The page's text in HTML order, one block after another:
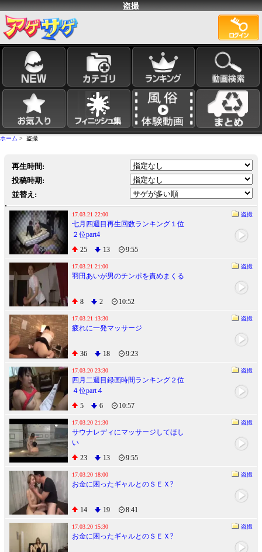
盗撮
ホーム > 盗撮
再生時間:
投稿時期:
並替え:
17.03.21 22:00 盗撮
七月四週目再生回数ランキング１位
２位part4
25
13 9:55
17.03.21 21:00 盗撮
羽田あいが男のチンポを責めまくる
8 2 10:52
17.03.21 13:30 盗撮
疲れに一発マッサージ
36 18 9:23
17.03.20 23:30 盗撮
四月二週目録画時間ランキング２位
４位part４
5
6 10:57
17.03.20 21:30 盗撮
サウナレディにマッサージしてほし
い
23
13 9:55
17.03.20 18:00 盗撮
お金に困ったギャルとのＳＥＸ?
14 19 8:41
17.03.20 15:30 盗撮
お金に困ったギャルとのＳＥＸ?